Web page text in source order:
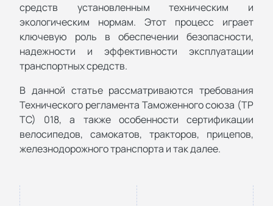
средств установленным техническим и
экологическим нормам. Этот процесс играет
ключевую роль в обеспечении безопасности,
надежности и эффективности эксплуатации
транспортных средств.
В данной статье рассматриваются требования
Технического регламента Таможенного союза (ТР
ТС) 018, а также особенности сертификации
велосипедов, самокатов, тракторов, прицепов,
железнодорожного транспорта и так далее.